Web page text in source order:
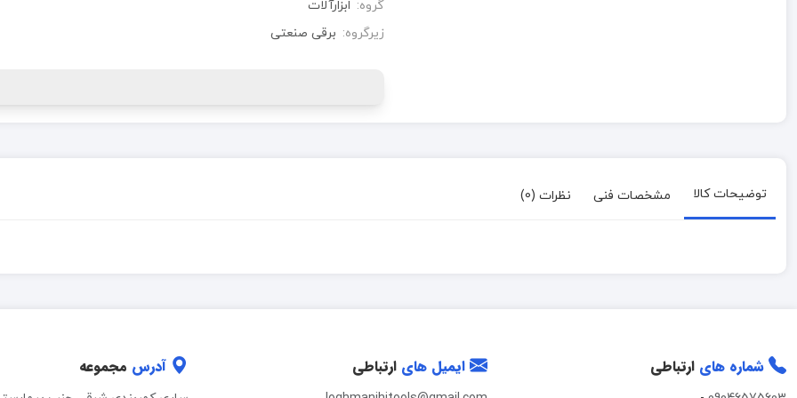
گروه: ابزارآلات
زیرگروه: برقی صنعتی
توضیحات کالا مشخصات فنی نظرات (0)
شماره های ارتباطی ایمیل های ارتباطی آدرس مجموعه